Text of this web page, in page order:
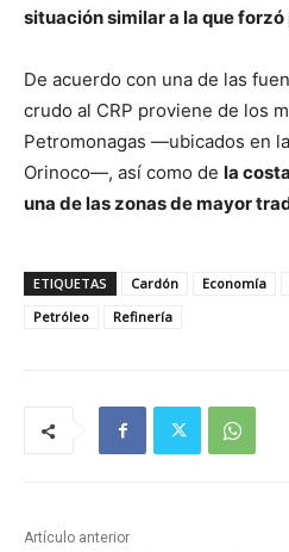
situación similar a la que
De acuerdo con una de las
crudo al CRP proviene de los
Petromonagas —ubicados en
Orinoco—, así como de la
una de las zonas de mayor
ETIQUETAS Cardón Economía
Petróleo
Refinería
Artículo anterior